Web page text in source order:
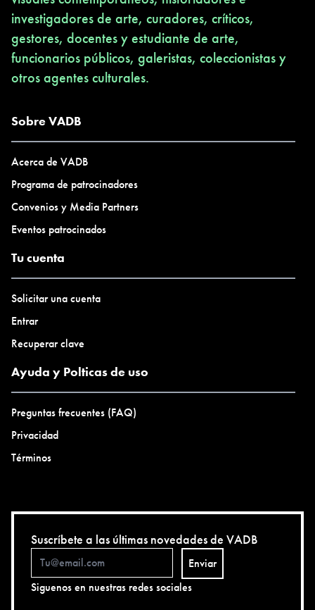
investigadores de arte, curadores, críticos,
gestores, docentes y estudiante de arte,
funcionarios públicos, galeristas, coleccionistas y
otros agentes culturales.
Sobre VADB
Acerca de VADB
Programa de patrocinadores
Convenios y Media Partners
Eventos patrocinados
Tu cuenta
Solicitar una cuenta
Entrar
Recuperar clave
Ayuda y Polticas de uso
Preguntas frecuentes (FAQ)
Privacidad
Términos
Suscríbete a las últimas novedades de VADB
Enviar
Siguenos en nuestras redes sociales